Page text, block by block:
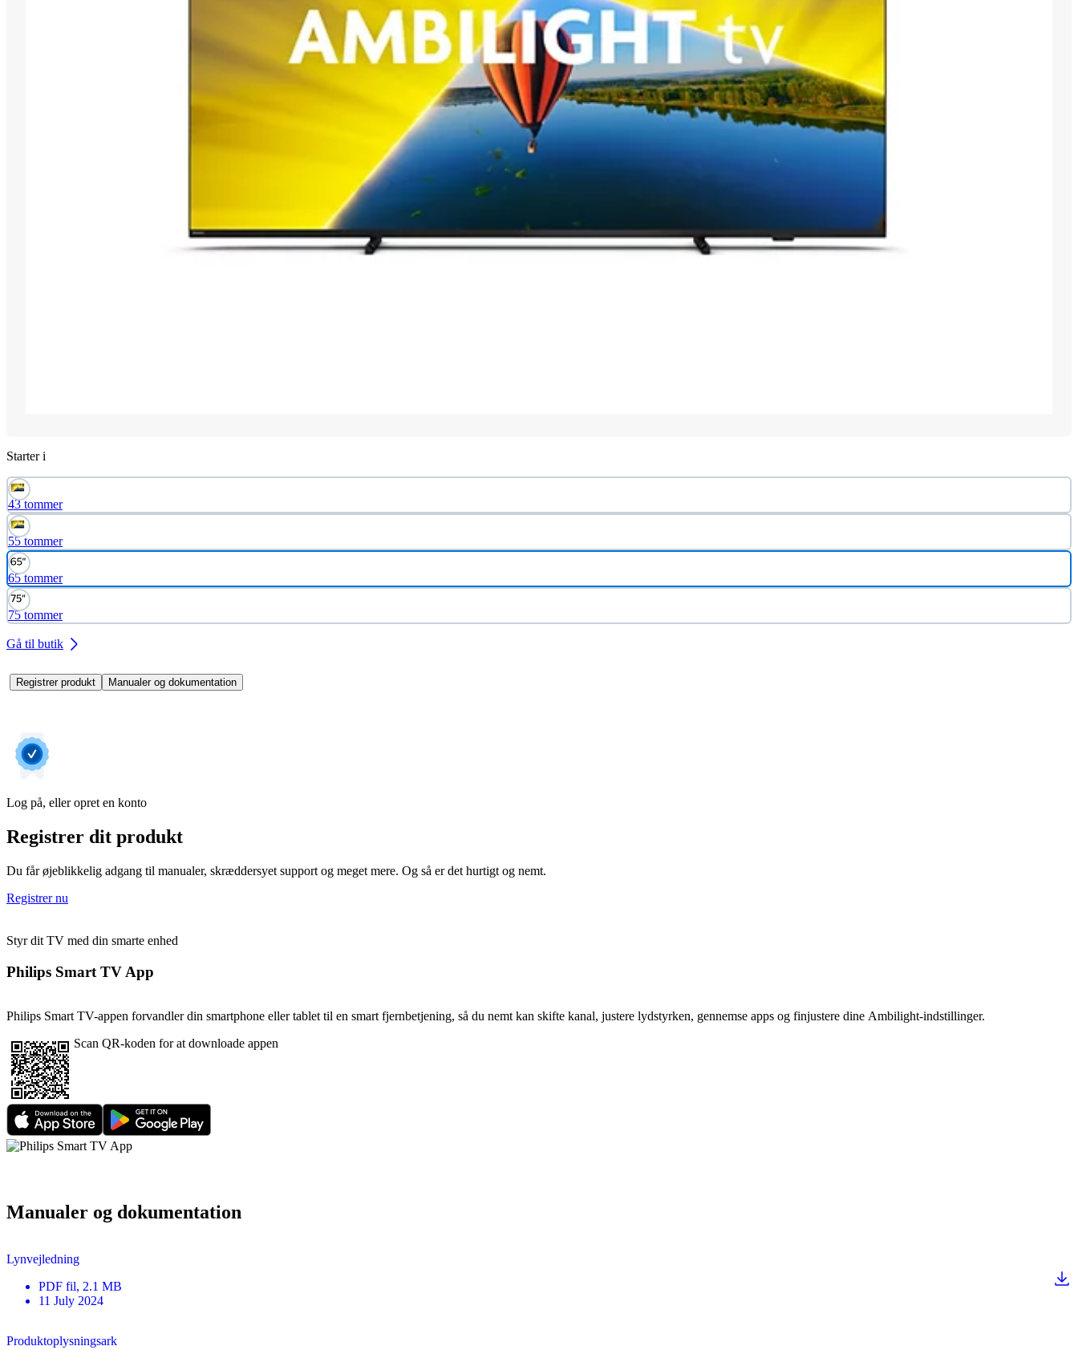
Starter i
43 tommer
55 tommer
65 tommer
75 tommer
Gå til butik
Registrer produkt Manualer og dokumentation
Log på, eller opret en konto
Registrer dit produkt
Du får øjeblikkelig adgang til manualer, skræddersyet support og meget mere. Og så er det hurtigt og nemt.
Registrer nu
Styr dit TV med din smarte enhed
Philips Smart TV App
Philips Smart TV-appen forvandler din smartphone eller tablet til en smart fjernbetjening, så du nemt kan skifte kanal, justere lydstyrken, gennemse apps og finjustere dine Ambilight-indstillinger.
Scan QR-koden for at downloade appen
Manualer og dokumentation
Lynvejledning
PDF fil, 2.1 MB
11 July 2024
Produktoplysningsark